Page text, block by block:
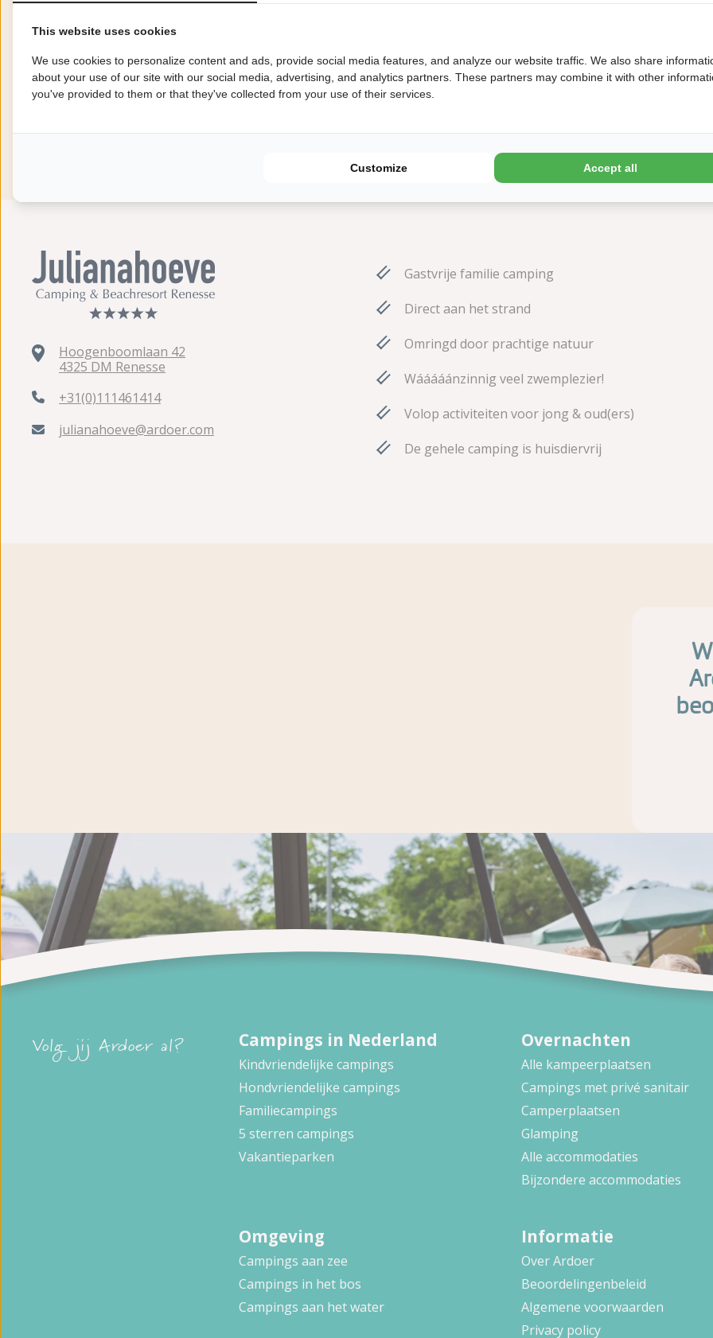
Over de camping
op loopafstand.
Hoogenboomlaan 42
4325 DM Renesse
+31(0)111461414
julianahoeve@ardoer.com
Gastvrije familie camping
Direct aan het strand
Omringd door prachtige natuur
Wááááánzinnig veel zwemplezier!
Volop activiteiten voor jong & oud(ers)
De gehele camping is huisdiervrij
Volg jij Ardoer al? Campings in Nederland
Kindvriendelijke campings
Hondvriendelijke campings
Familiecampings
5 sterren campings
Vakantieparken
Overnachten
Alle kampeerplaatsen
Campings met privé sanitair
Camperplaatsen
Glamping
Alle accommodaties
Bijzondere accommodaties
Omgeving
Campings aan zee
Campings in het bos
Campings aan het water
Informatie
Over Ardoer
Beoordelingenbeleid
Algemene voorwaarden
Privacy policy
This website uses cookies
We use cookies to personalize content and ads, provide social media features, and analyze our website traffic. We also share
about your use of our site with our social media, advertising, and analytics partners. These partners may combine it with other
you've provided to them or that they've collected from your use of their services.
Customize Accept all